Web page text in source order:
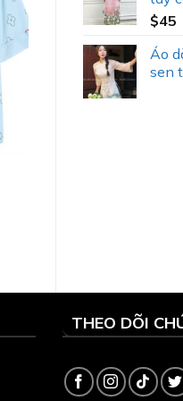
$45
Áo
sen
THEO DÕI